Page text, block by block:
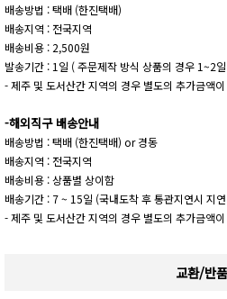
배송방법 : 택배 (한진택배)
배송지역 : 전국지역
배송비용 : 2,500원
발송기간 : 1일 ( 주문제작 방식 상품의 경우 1~2
- 제주 및 도서산간 지역의 경우 별도의 추가금액
-해외직구 배송안내
배송방법 : 택배 (한진택배) or 경동
배송지역 : 전국지역
배송비용 : 상품별 상이함
배송기간 : 7 ~ 15일 (국내도착 후 통관지연시 지
- 제주 및 도서산간 지역의 경우 별도의 추가금액
교환/반품